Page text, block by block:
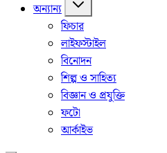
অন্যান্য
ফিচার
লাইফস্টাইল
বিনোদন
শিল্প ও সাহিত্য
বিজ্ঞান ও প্রযুক্তি
ফটো
আর্কাইভ